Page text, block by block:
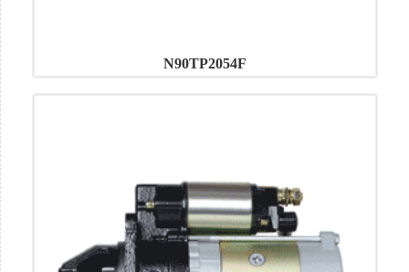
N90TP2054F